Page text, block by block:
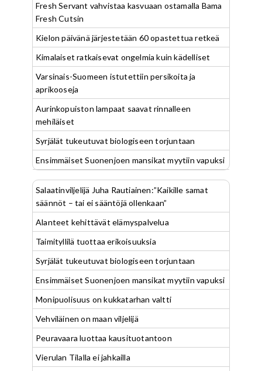
Fresh Servant vahvistaa kasvuaan ostamalla Bama
Fresh Cutsin
Kielon päivänä järjestetään 60 opastettua retkeä
Kimalaiset ratkaisevat ongelmia kuin kädelliset
Varsinais-Suomeen istutettiin persikoita ja
aprikooseja
Aurinkopuiston lampaat saavat rinnalleen
mehiläiset
Syrjälät tukeutuvat biologiseen torjuntaan
Ensimmäiset Suonenjoen mansikat myytiin vapuksi
Salaatinviljelijä Juha Rautiainen:”Kaikille samat
säännöt – tai ei sääntöjä ollenkaan”
Alanteet kehittävät elämyspalvelua
Taimityllilä tuottaa erikoisuuksia
Syrjälät tukeutuvat biologiseen torjuntaan
Ensimmäiset Suonenjoen mansikat myytiin vapuksi
Monipuolisuus on kukkatarhan valtti
Vehviläinen on maan viljelijä
Peuravaara luottaa kausituotantoon
Vierulan Tilalla ei jahkailla